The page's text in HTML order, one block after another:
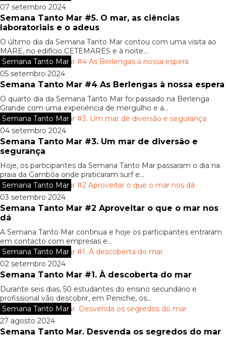
07 setembro 2024
Semana Tanto Mar #5. O mar, as ciências
laboratoriais e o adeus
O último dia da Semana Tanto Mar contou com uma visita ao
MARE, no edifício CETEMARES e à noite...
Semana Tanto Mar
05 setembro 2024
Semana Tanto Mar #4 As Berlengas à nossa espera
O quarto dia da Semana Tanto Mar foi passado na Berlenga
Grande com uma experiência de mergulho e a...
Semana Tanto Mar
04 setembro 2024
Semana Tanto Mar #3. Um mar de diversão e
segurança
Hoje, os participantes da Semana Tanto Mar passaram o dia na
praia da Gambôa onde praticaram surf e...
Semana Tanto Mar
03 setembro 2024
Semana Tanto Mar #2 Aproveitar o que o mar nos
dá
A Semana Tanto Mar continua e hoje os participantes entraram
em contacto com empresas e...
Semana Tanto Mar
02 setembro 2024
Semana Tanto Mar #1. À descoberta do mar
Durante seis dias, 50 estudantes do ensino secundário e
profissional vão descobrir, em Peniche, os...
Semana Tanto Mar
27 agosto 2024
Semana Tanto Mar. Desvenda os segredos do mar